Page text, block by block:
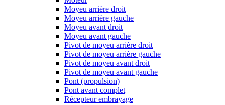
Moyeu arrière droit
Moyeu arrière gauche
Moyeu avant droit
Moyeu avant gauche
Pivot de moyeu arrière droit
Pivot de moyeu arrière gauche
Pivot de moyeu avant droit
Pivot de moyeu avant gauche
Pont (propulsion)
Pont avant complet
Récepteur embrayage